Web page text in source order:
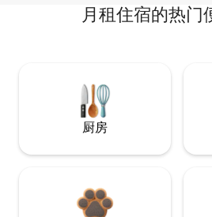
月租住宿的热门
厨房